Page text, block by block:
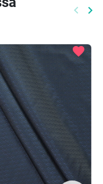
keyboard_arrow_left keyboard_arrow_right
favorite